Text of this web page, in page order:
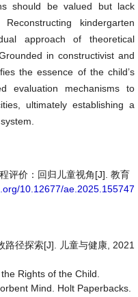
should be valued but lack
kindergarten
approach of theoretical
in constructivist and
the essence of the child’s
evaluation mechanisms to
ultimately establishing a
评价：回归儿童视角[J]. 教育
10.12677/ae.2025.155747
路径探索[J]. 儿童与健康, 2021
Rights of the Child.
Mind. Holt Paperbacks.